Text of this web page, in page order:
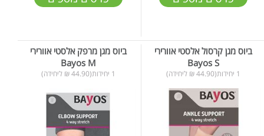
ביוס מגן קרסול אלסטי אוורירי
Bayos S
1 יחידות(44.90 ₪ ליחידה)
ביוס מגן מרפק אלסטי אוורירי
Bayos M
1 יחידות(44.90 ₪ ליחידה)